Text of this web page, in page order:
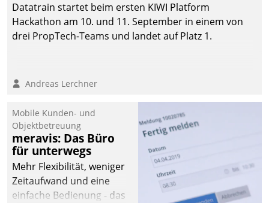
Datatrain startet beim ersten KIWI Platform
Hackathon am 10. und 11. September in einem von
drei PropTech-Teams und landet auf Platz 1.
Andreas Lerchner
Mobile Kunden- und
Objektbetreuung
meravis: Das Büro
für unterwegs
Mehr Flexibilität, weniger
Zeitaufwand und eine
einfache Bedienung - das